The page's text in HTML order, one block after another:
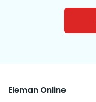
Eleman Online